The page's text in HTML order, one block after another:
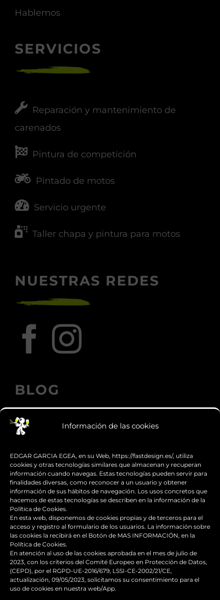
Información de las cookies
EDGAR GARCIA EGEA, en su Web, https://fastdesign.es/, utiliza
cookies y otras tecnologías similares que almacenan y recuperan
información cuando navegas. Estas tecnologías pueden servir para
finalidades diversas, como reconocer a un usuario y obtener
información de sus hábitos de navegación. Los usos concretos que
hacemos de estas tecnologías se describen en la información de la
Política de Cookies.
En esta web, disponemos de cookies propias y de terceros para el
acceso y registro al formulario de los usuarios. La información sobre
las cookies la recibirá en el Botón de MAS INFORMACIÓN, en la
Política de Cookies.
En atención al uso de las cookies aprobada en el mes de julio de
2023, con los criterios del Comité Europeo en Protección de Datos,
(CEPD), por el RGPD-UE-2016/679, LSSI-CE-2002/21/CE,
actualización, 09/05/2023, solicitamos su consentimiento para el
uso de cookies en nuestra web/App.
Hablemos
SERVICIOS
Reparación y mantenimiento de
carenados
Pintura de competición
Pintado de motos
Servicio urgente
Taller chapa y pintura para motos
NUESTRAS REDES
BLOG
que transforman el diseño
Guía de supervivencia: qué hacer con tu
moto tras una caída
¿Qué es y para qué sirve el carenado de
una moto?
Seguridad en moto para
desplazamientos seguros
Personalizar el baúl de moto para que